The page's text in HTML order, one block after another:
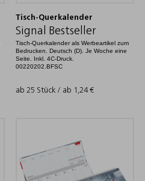
Tisch-Querkalender
Signal Bestseller
Tisch-Querkalender als Werbeartikel zum
Bedrucken. Deutsch (D). Je Woche eine
Seite. Inkl. 4C-Druck.
00220202.BFSC
ab 25 Stück / ab 1,24 €